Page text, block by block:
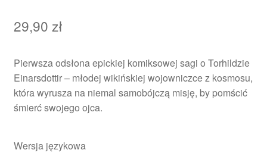
29,90 zł
Pierwsza odsłona epickiej komiksowej sagi o Torhildzie
Einarsdottir – młodej wikińskiej wojowniczce z kosmosu,
która wyrusza na niemal samobójczą misję, by pomścić
śmierć swojego ojca.
Wersja językowa